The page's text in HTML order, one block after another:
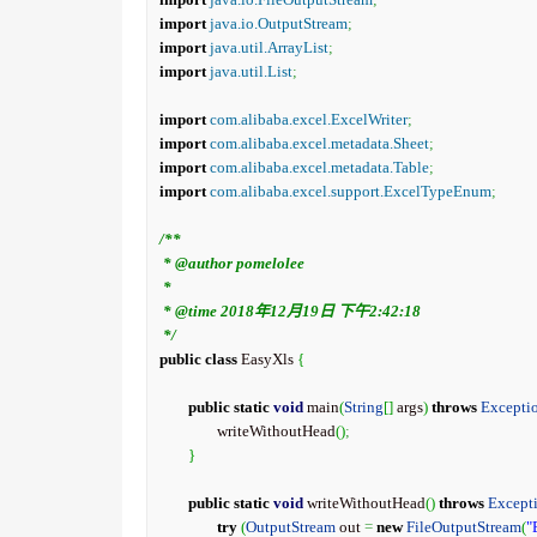
import java.io.OutputStream;
import java.util.ArrayList;
import java.util.List;
import com.alibaba.excel.ExcelWriter;
import com.alibaba.excel.metadata.Sheet;
import com.alibaba.excel.metadata.Table;
import com.alibaba.excel.support.ExcelTypeEnum;
/**
*/
public class EasyXls {
public static void main(String[] args) throws
		writeWithoutHead
();
}
public static void writeWithoutHead() throws
try (OutputStream out = new FileOutputStream(